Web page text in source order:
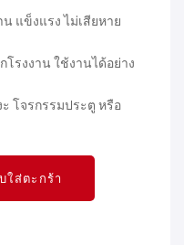
แข็งแรง ไม่เสียหาย
รงงาน ใช้งานได้อย่าง
โจรกรรมประตู หรือ
ใส่ตะกร้า